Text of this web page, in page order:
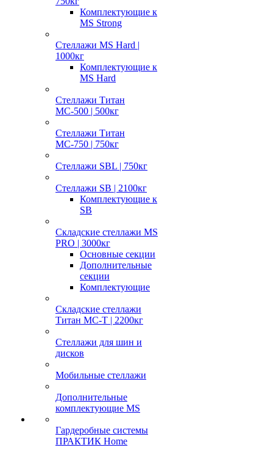
Комплектующие к
MS Strong
Стеллажи MS Hard |
1000кг
Комплектующие к
MS Hard
Стеллажи Титан
МС-500 | 500кг
Стеллажи Титан
МС-750 | 750кг
Стеллажи SBL | 750кг
Стеллажи SB | 2100кг
Комплектующие к
SB
Складские стеллажи MS
PRO | 3000кг
Основные секции
Дополнительные
секции
Комплектующие
Складские стеллажи
Титан МС-Т | 2200кг
Стеллажи для шин и
дисков
Мобильные стеллажи
Дополнительные
комплектующие MS
Гардеробные системы
ПРАКТИК Home